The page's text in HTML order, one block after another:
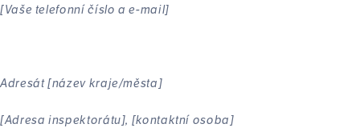
[Vaše telefonní číslo a e-mail]
Adresát [název kraje/města]
[Adresa inspektorátu], [kontaktní osoba]